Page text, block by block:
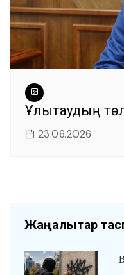
Ұлытаудың
23.06.2026
Жаңалықтар